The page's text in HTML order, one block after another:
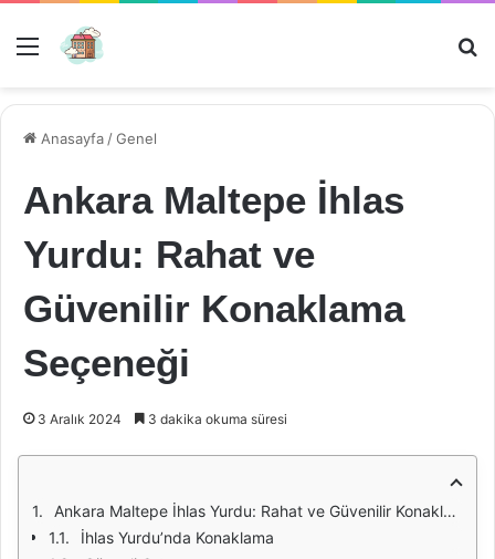
Menü
Anasayfa /Genel
Ankara Maltepe İhlas
Yurdu: Rahat ve
Güvenilir Konaklama
Seçeneği
3 Aralık 2024 3 dakika okuma süresi
Ankara Maltepe İhlas Yurdu: Rahat ve Güvenilir Konaklama Seçeneği
İhlas Yurdu’nda Konaklama